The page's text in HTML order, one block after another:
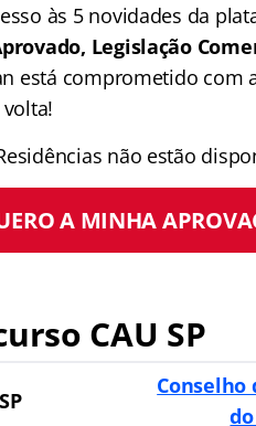
às 5 novidades da
Legislação
está comprometido com
não estão
A MINHA
CAU SP